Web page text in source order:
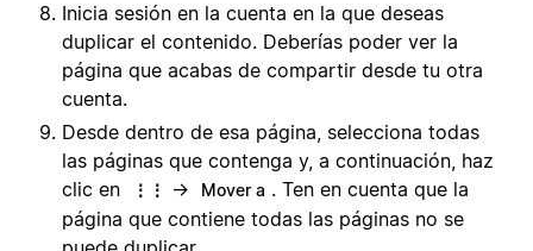
Inicia sesión en la cuenta en la que deseas
duplicar el contenido. Deberías poder ver la
página que acabas de compartir desde tu otra
cuenta.
Desde dentro de esa página, selecciona todas
las páginas que contenga y, a continuación, haz
clic en
⋮⋮ → Mover a . Ten en cuenta que la
página que contiene todas las páginas no se